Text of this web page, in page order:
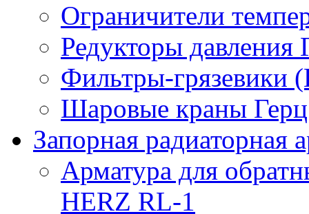
Ограничители
Редукторы
Фильтры-грязевики
Шаровые краны
Запорная радиаторная
Арматура для
HERZ RL-1